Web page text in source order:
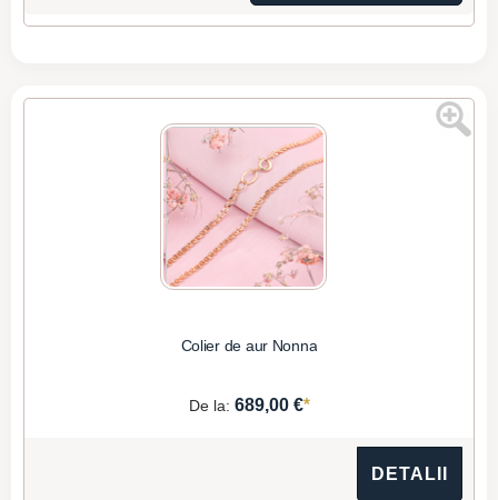
Colier de aur Nonna
De la: 689,00 €*
DETALII